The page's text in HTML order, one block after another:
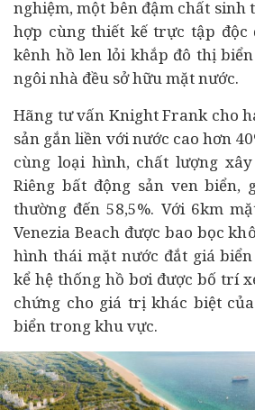
nghiệm, một bên đậm chất sinh
hợp cùng thiết kế trực tập độc
kênh hồ len lỏi khắp đô thị
ngôi nhà đều sở hữu mặt nước.
Hãng tư vấn Knight Frank cho
sản gắn liền với nước cao hơn
cùng loại hình, chất lượng
Riêng bất động sản ven biển,
thường đến 58,5%. Với 6km
Venezia Beach được bao bọc
hình thái mặt nước đắt giá biển
kể hệ thống hồ bơi được bố trí
chứng cho giá trị khác biệt
biển trong khu vực.